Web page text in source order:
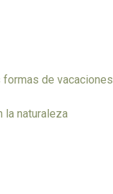
formas de vacaciones
la naturaleza